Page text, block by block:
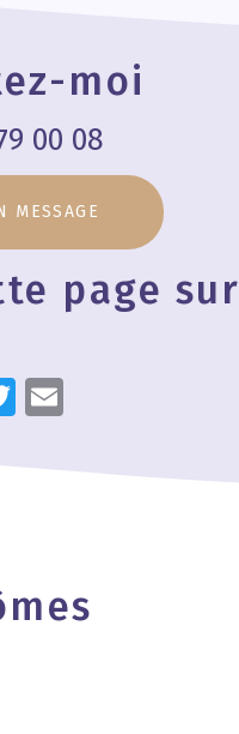
moi
00 08
MESSAGE
page sur
Twitter